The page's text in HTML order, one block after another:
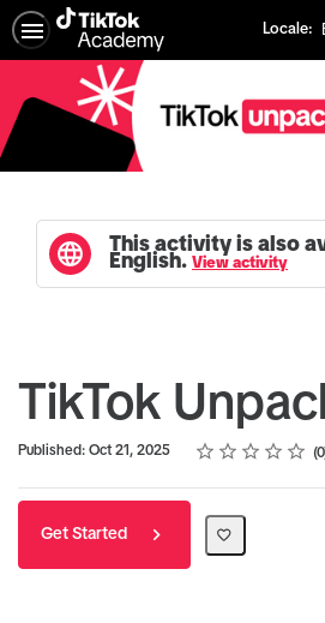
Locale:
English selected
This activity is also
English. View activity
TikTok
Published: Oct 21, 2025 Rating
1 star
2 stars
3 stars
4 stars
5 stars
Average rating: 0 0
No reviews
Get Started